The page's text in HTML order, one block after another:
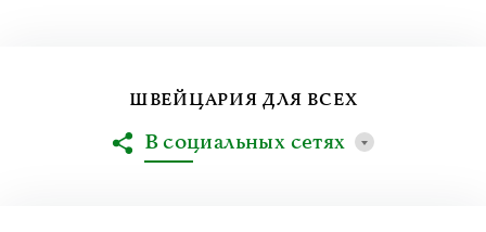
ШВЕЙЦАРИЯ ДЛЯ ВСЕХ
В социальных сетях